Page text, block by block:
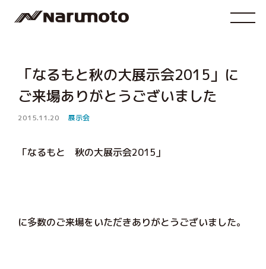
「なるもと秋の大展示会2015」に
ご来場ありがとうございました
2015.11.20 展示会
「なるもと 秋の大展示会2015」
に多数のご来場をいただきありがとうございました。